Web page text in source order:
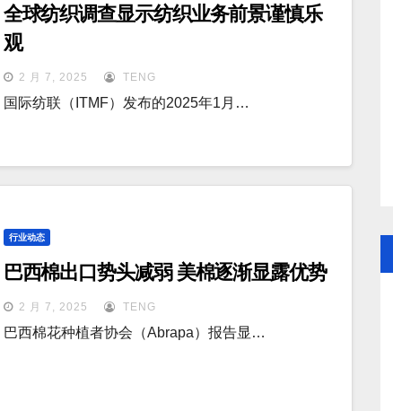
全球纺织调查显示纺织业务前景谨慎乐
观
2 月 7, 2025 TENG
国际纺联（ITMF）发布的2025年1月…
行业动态
巴西棉出口势头减弱 美棉逐渐显露优势
2 月 7, 2025 TENG
巴西棉花种植者协会（Abrapa）报告显…